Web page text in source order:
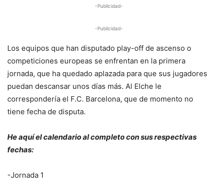
-Publicidad-
-Publicidad-
Los equipos que han disputado play-off de ascenso o
competiciones europeas se enfrentan en la primera
jornada, que ha quedado aplazada para que sus jugadores
puedan descansar unos días más. Al Elche le
correspondería el F.C. Barcelona, que de momento no
tiene fecha de disputa.
He aquí el calendario al completo con sus respectivas
fechas:
-Jornada 1